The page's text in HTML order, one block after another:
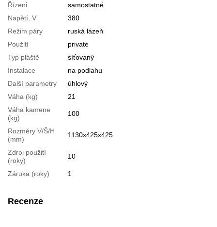
Řízeni
samostatné
Napětí, V
380
Režim páry
ruská lázeň
Použití
private
Typ pláště
síťovaný
Instalace
na podlahu
Další parametry
úhlový
Váha (kg)
21
Váha kamene
(kg)
100
Rozměry V/Š/H
(mm)
1130x425x425
Zdroj použití
(roky)
10
Záruka (roky) 1
Recenze